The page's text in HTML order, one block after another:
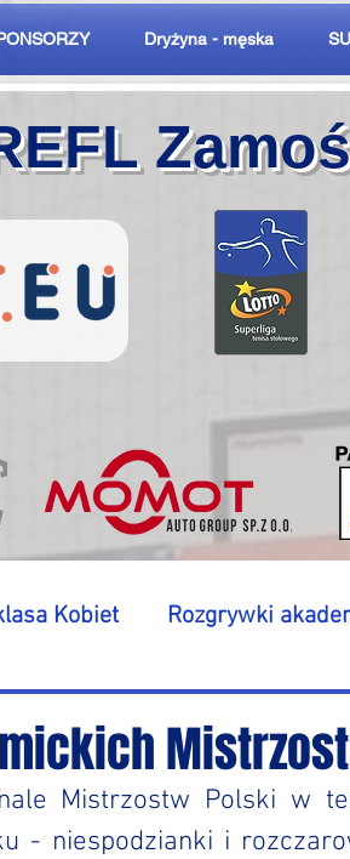
Dryżyna - męska
Kobiet Rozgrywki
Mistrzostw Polski w
- niespodzianki i